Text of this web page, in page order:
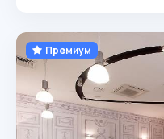
Премиум